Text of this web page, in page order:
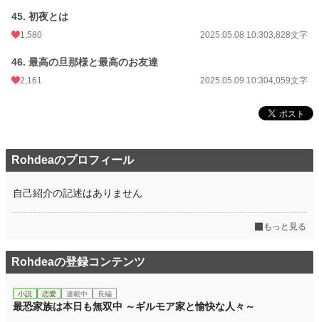
45. 初夜とは
1,580 2025.05.08 10:303,828文字
46. 最高の旦那様と最高のお友達
2,161 2025.05.09 10:304,059文字
Rohdeaのプロフィール
自己紹介の記述はありません
もっと見る
Rohdeaの登録コンテンツ
小説 恋愛 連載中 長編
最恐家族は本日も無双中 ～ギルモア家と愉快な人々～